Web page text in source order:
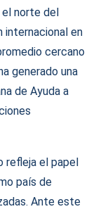
el norte del
en
cercano
generado una
de Ayuda a
refleja el papel
país de
Ante este